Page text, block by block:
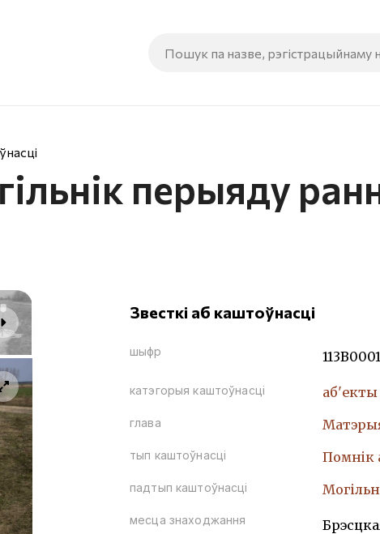
перыяду
Звесткі аб каштоўнасці
шыфр
катэгорыя каштоўнасці аб'екты
глава
тып каштоўнасці Помнiк
падтып каштоўнасці
месца знаходжання